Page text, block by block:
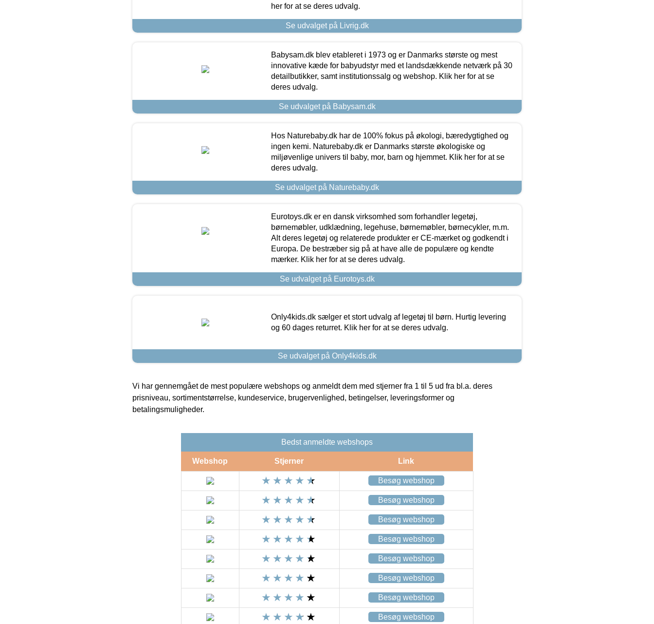
her for at se deres udvalg.
Se udvalget på Livrig.dk
Babysam.dk blev etableret i 1973 og er Danmarks største og mest
innovative kæde for babyudstyr med et landsdækkende netværk på 30
detailbutikker, samt institutionssalg og webshop. Klik her for at se
deres udvalg.
Se udvalget på Babysam.dk
Hos Naturebaby.dk har de 100% fokus på økologi, bæredygtighed og
ingen kemi. Naturebaby.dk er Danmarks største økologiske og
miljøvenlige univers til baby, mor, barn og hjemmet. Klik her for at se
deres udvalg.
Se udvalget på Naturebaby.dk
Eurotoys.dk er en dansk virksomhed som forhandler legetøj,
børnemøbler, udklædning, legehuse, børnemøbler, børnecykler, m.m.
Alt deres legetøj og relaterede produkter er CE-mærket og godkendt i
Europa. De bestræber sig på at have alle de populære og kendte
mærker. Klik her for at se deres udvalg.
Se udvalget på Eurotoys.dk
Only4kids.dk sælger et stort udvalg af legetøj til børn. Hurtig levering
og 60 dages returret. Klik her for at se deres udvalg.
Se udvalget på Only4kids.dk
Vi har gennemgået de mest populære webshops og anmeldt dem med stjerner fra 1 til 5 ud fra bl.a. deres
prisniveau, sortimentstørrelse, kundeservice, brugervenlighed, betingelser, leveringsformer og
betalingsmuligheder.
Bedst anmeldte webshops
Webshop Stjerner Link
Besøg webshop
Besøg webshop
Besøg webshop
Besøg webshop
Besøg webshop
Besøg webshop
Besøg webshop
Besøg webshop